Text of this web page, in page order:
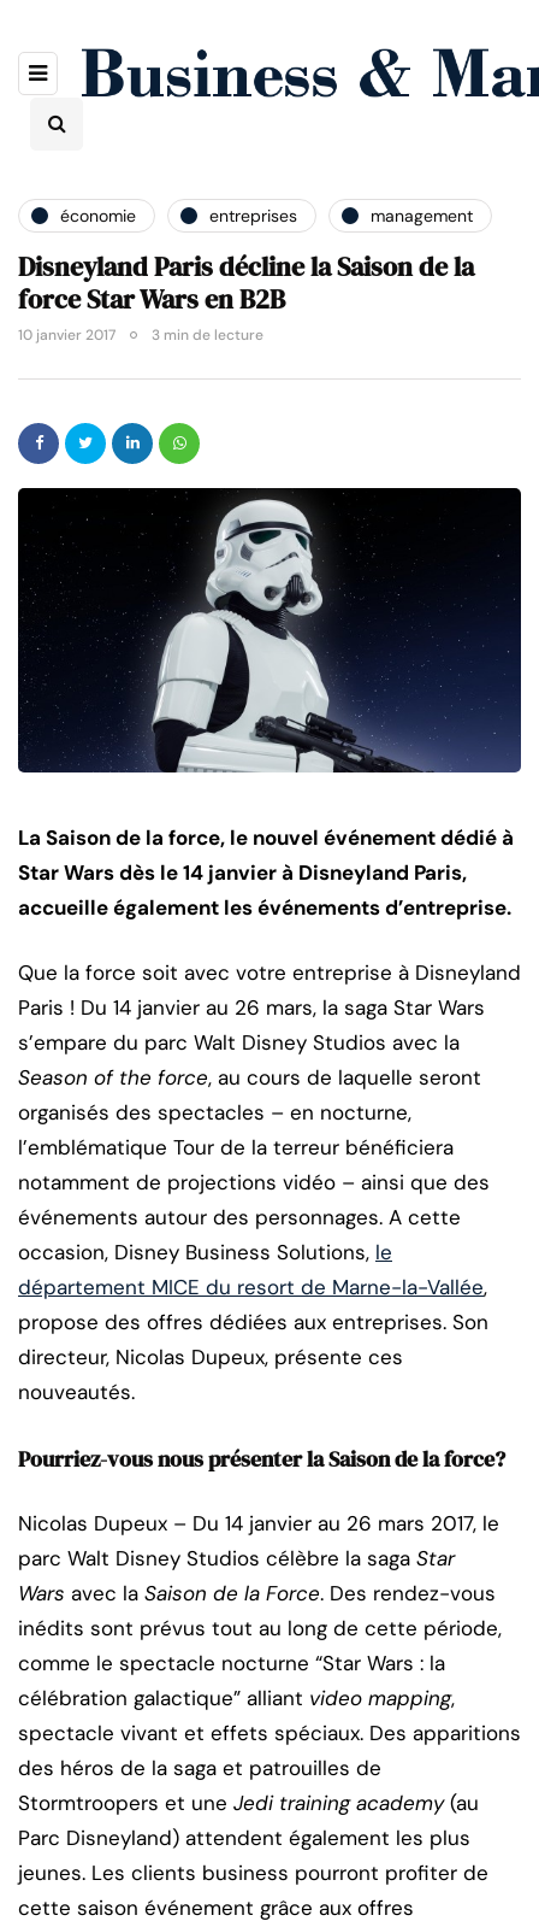
économie entreprises management
Disneyland Paris décline la Saison de la
force Star Wars en B2B
10 janvier 2017 3 min de lecture
La Saison de la force, le nouvel événement dédié à
Star Wars dès le 14 janvier à Disneyland Paris,
accueille également les événements d’entreprise.
Que la force soit avec votre entreprise à Disneyland
Paris ! Du 14 janvier au 26 mars, la saga Star Wars
s’empare du parc Walt Disney Studios avec la
Season of the force, au cours de laquelle seront
organisés des spectacles – en nocturne,
l’emblématique Tour de la terreur bénéficiera
notamment de projections vidéo – ainsi que des
événements autour des personnages. A cette
occasion, Disney Business Solutions, le
département MICE du resort de Marne-la-Vallée,
propose des offres dédiées aux entreprises. Son
directeur, Nicolas Dupeux, présente ces
nouveautés.
Pourriez-vous nous présenter la Saison de la force?
Nicolas Dupeux – Du 14 janvier au 26 mars 2017, le
parc Walt Disney Studios célèbre la saga Star
Wars avec la Saison de la Force. Des rendez-vous
inédits sont prévus tout au long de cette période,
comme le spectacle nocturne “Star Wars : la
célébration galactique” alliant video mapping,
spectacle vivant et effets spéciaux. Des apparitions
des héros de la saga et patrouilles de
Stormtroopers et une Jedi training academy(au
Parc Disneyland) attendent également les plus
jeunes. Les clients business pourront profiter de
cette saison événement grâce aux offres